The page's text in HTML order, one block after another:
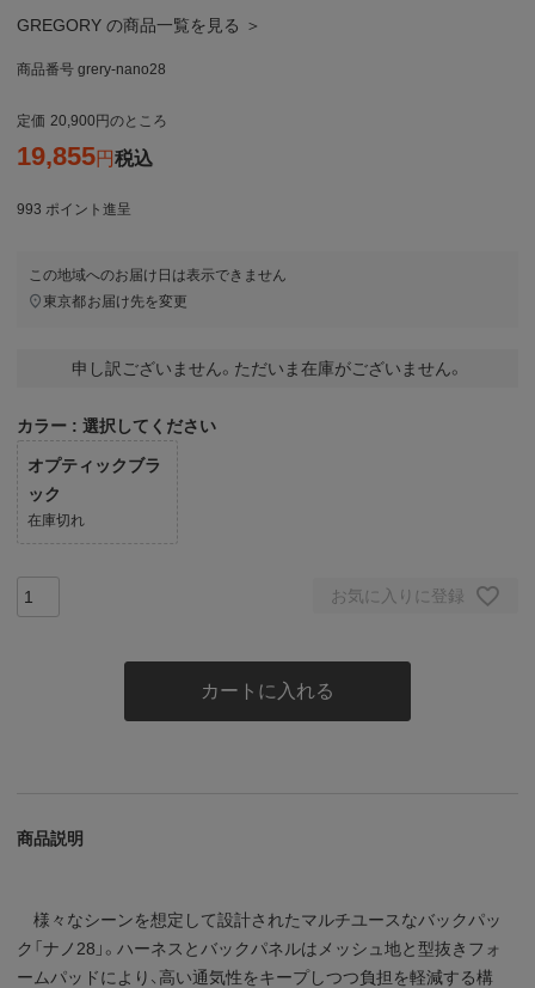
GREGORY の商品一覧を見る ＞
商品番号 grery-nano28
定価 20,900 のところ
19,855 税込
993 ポイント進呈
この地域へのお届け日は表示できません
東京都お届け先を変更
申し訳ございません。ただいま在庫がございません。
カラー 選択してください
オプティックブラ
ック
在庫切れ
お気に入りに登録
カートに入れる
商品説明
様々なシーンを想定して設計されたマルチユースなバックパッ
ク「ナノ28」。ハーネスとバックパネルはメッシュ地と型抜きフォ
ームパッドにより、高い通気性をキープしつつ負担を軽減する構